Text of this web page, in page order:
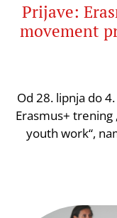
Prijave:
movement
Od 28. lipnja do
Erasmus+
youth work“,